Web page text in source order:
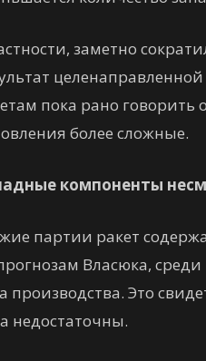
заметно
пока рано
более сложные.
компоненты
партии ракет
Власюка,
производства. Это
недостаточны.